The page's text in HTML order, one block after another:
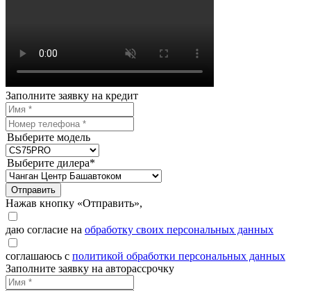
Заполните заявку на кредит
Выберите модель
Выберите дилера*
Отправить
Нажав кнопку «Отправить»,
даю согласие на обработку своих персональных данных
соглашаюсь с политикой обработки персональных данных
Заполните заявку на авторассрочку